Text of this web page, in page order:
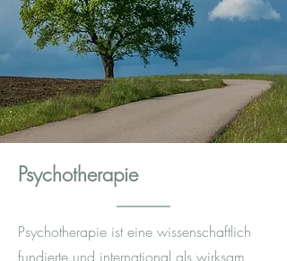
Psychotherapie
Psychotherapie ist eine wissenschaftlich
fundierte und international als wirksam